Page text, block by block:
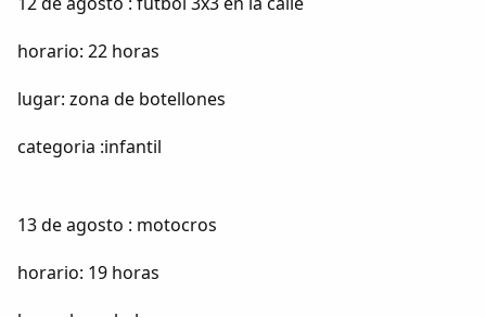
horario: 22 horas
lugar: zona de botellones
categoria :infantil
13 de agosto : motocros
horario: 19 horas